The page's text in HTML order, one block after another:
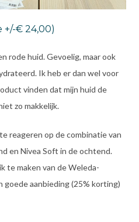
+/-€ 24,00)
rode huid. Gevoelig, maar ook
Ik heb er dan wel voor
vinden dat mijn huid de
zo makkelijk.
reageren op de combinatie van
en Nivea Soft in de ochtend.
te maken van de Weleda-
goede aanbieding (25% korting)